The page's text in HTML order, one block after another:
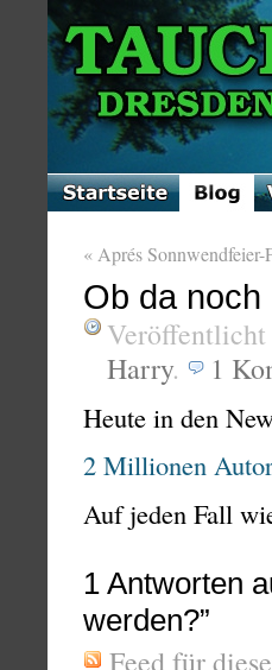
« Aprés Sonnwendfeier-
Ob da
Veröffentlicht
Harry. 1
Heute in den
2 Millionen
Auf jeden Fall
1 Antworten
werden?”
Feed für